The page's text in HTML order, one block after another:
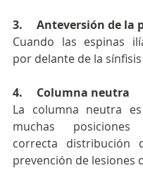
3.     Anteversión de la
Cuando las espinas
por delante de la
4.     Columna neutra
La columna neutra
muchas
correcta distribución
prevención de lesiones